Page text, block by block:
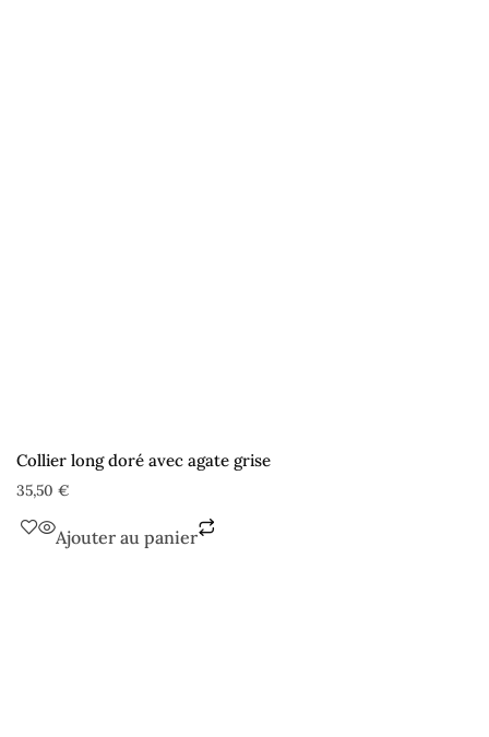
Collier long doré avec agate grise
35,50 €
Ajouter au panier